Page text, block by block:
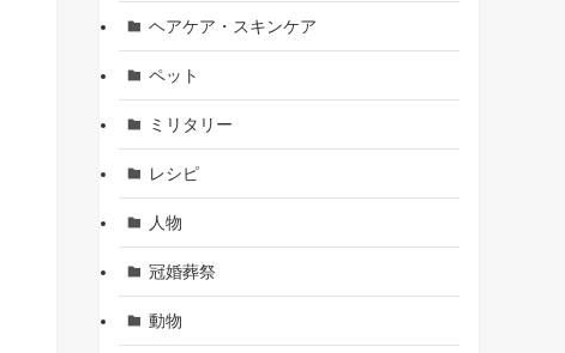
ヘアケア・スキンケア
ペット
ミリタリー
レシピ
人物
冠婚葬祭
動物